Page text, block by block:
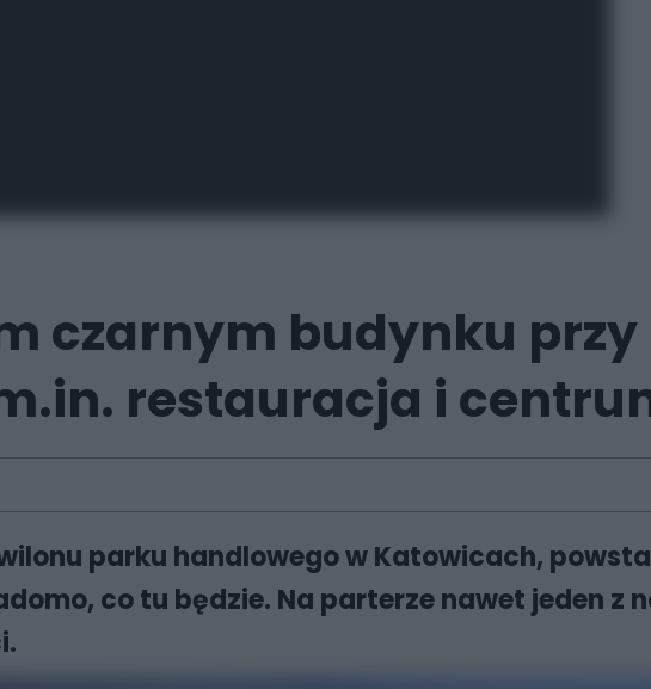
czarnym budynku
restauracja i
parku handlowego w Katowicach,
co tu będzie. Na parterze nawet jeden z